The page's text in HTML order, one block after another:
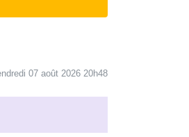
07 août 2026 20h48